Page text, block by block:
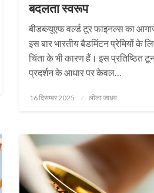
बदलता स्वरूप
बीडब्ल्यूएफ वर्ल्ड टूर फाइनल्स का
इस बार भारतीय बैडमिंटन प्रेमियों के
चिंता के भी कारण हैं। इस प्रतिष्ठित
प्रदर्शन के आधार पर केवल…
Posted
16 दिसम्बर 2025 लीला जाधव